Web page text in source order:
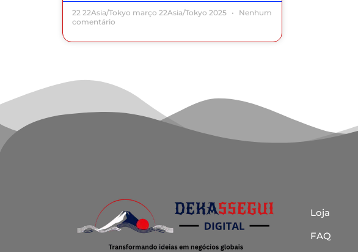
22 22Asia/Tokyo março 22Asia/Tokyo 2025
Nenhum
comentário
Loja
FAQ